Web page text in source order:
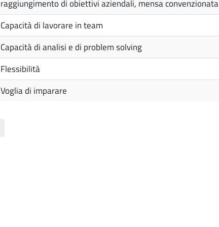
raggiungimento di obiettivi aziendali, mensa convenzionata
Capacità di lavorare in team
Capacità di analisi e di problem solving
Flessibilità
Voglia di imparare